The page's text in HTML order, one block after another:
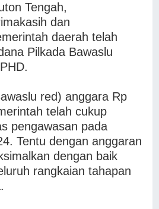
Tengah,
dan
daerah telah
Pilkada Bawaslu
red) anggara Rp
telah cukup
pengawasan pada
Tentu dengan anggaran
dengan baik
rangkaian tahapan